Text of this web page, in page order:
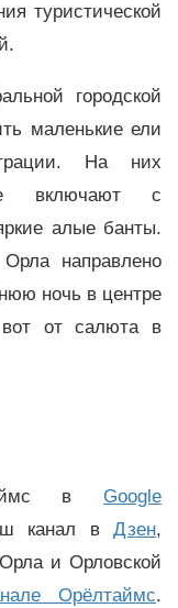
туристической
городской
маленькие ели
На них
включают с
алые банты.
направлено
ночь в центре
вот от салюта в
в Google
канал вДзен,
и Орловской
Орёлтаймс.